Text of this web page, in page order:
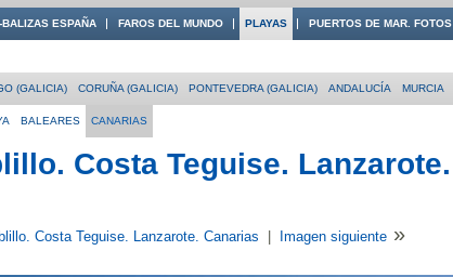
BALIZAS ESPAÑA FAROS DEL MUNDO PLAYAS PUERTOS DE MAR. FOTOS
(GALICIA) CORUÑA (GALICIA) PONTEVEDRA (GALICIA) ANDALUCÍA MURCIA
BALEARES CANARIAS
Costa Teguise. Lanzarote.
Costa Teguise. Lanzarote. Canarias | Imagen siguiente »